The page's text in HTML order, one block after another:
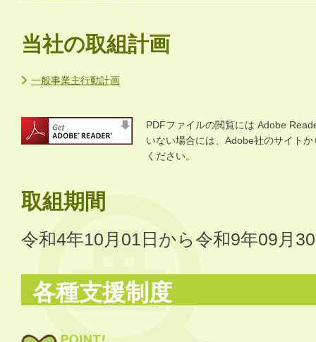
当社の取組計画
一般事業主行動計画
PDFファイルの閲覧には Adobe
いない場合には、Adobe社のサイト
ください。
取組期間
令和4年10月01日から令和9年09月
各種支援制度